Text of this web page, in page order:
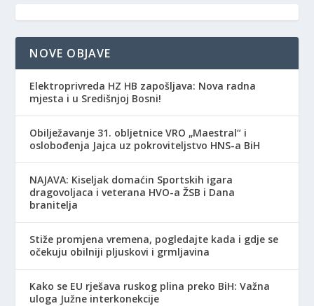
NOVE OBJAVE
Elektroprivreda HZ HB zapošljava: Nova radna
mjesta i u Središnjoj Bosni!
Obilježavanje 31. obljetnice VRO „Maestral“ i
oslobođenja Jajca uz pokroviteljstvo HNS-a BiH
NAJAVA: Kiseljak domaćin Sportskih igara
dragovoljaca i veterana HVO-a ŽSB i Dana
branitelja
Stiže promjena vremena, pogledajte kada i gdje se
očekuju obilniji pljuskovi i grmljavina
Kako se EU rješava ruskog plina preko BiH: Važna
uloga Južne interkonekcije